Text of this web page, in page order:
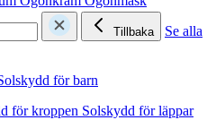
Tillbaka
Se alla
för barn
för kroppen Solskydd för läppar